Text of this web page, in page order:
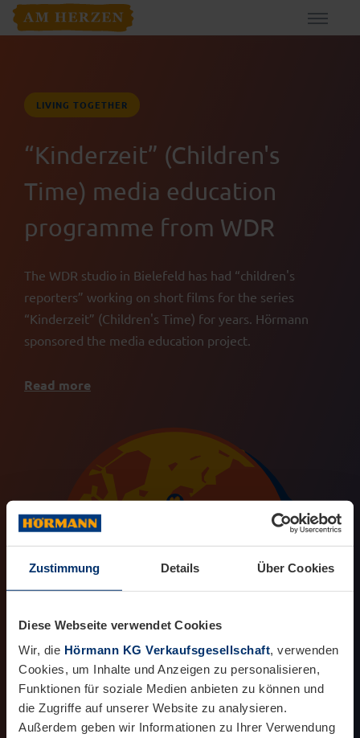
Zustimmung Details Über Cookies
Diese Webseite verwendet Cookies
Wir, die Hörmann KG Verkaufsgesellschaft, verwenden
Cookies, um Inhalte und Anzeigen zu personalisieren,
Funktionen für soziale Medien anbieten zu können und
die Zugriffe auf unserer Website zu analysieren.
Außerdem geben wir Informationen zu Ihrer Verwendung
LIVING TOGETHER
“Kinderzeit” (Children's
Time) media education
programme from WDR
The WDR studio in Bielefeld has had “children's
reporters” working on short films for the series
“Kinderzeit” (Children's Time) for years. Hörmann
sponsored the media education project.
Read more